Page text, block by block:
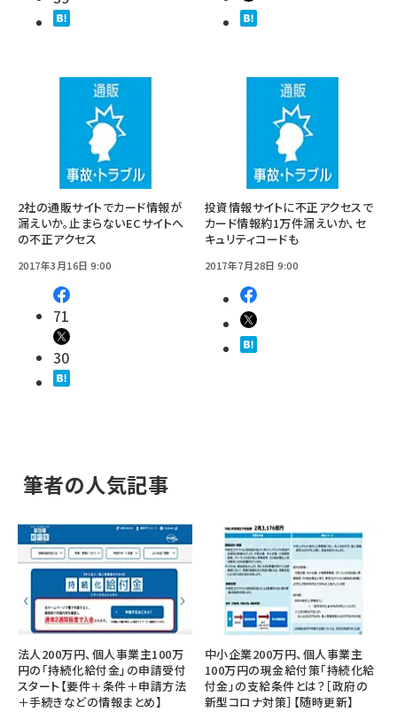
2社の通販サイトでカード情報が
漏えいか。止まらないECサイトへ
の不正アクセス
2017年3月16日 9:00
71
30
投資情報サイトに不正アクセスで
カード情報約1万件漏えいか、セ
キュリティコードも
2017年7月28日 9:00
筆者の人気記事
法人200万円、個人事業主100万
円の「持続化給付金」の申請受付
スタート【要件＋条件＋申請方法
＋手続きなどの情報まとめ】
中小企業200万円、個人事業主
100万円の現金給付策「持続化給
付金」の支給条件とは？［政府の
新型コロナ対策］【随時更新】